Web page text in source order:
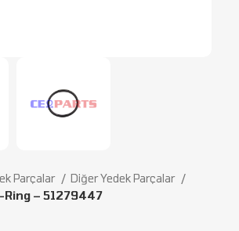
Parçalar
Diğer Yedek Parçalar
– 51279447